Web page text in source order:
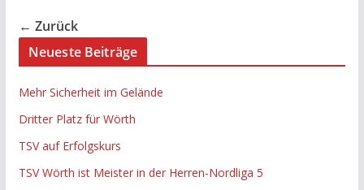
← Zurück
Neueste Beiträge
Mehr Sicherheit im Gelände
Dritter Platz für Wörth
TSV auf Erfolgskurs
TSV Wörth ist Meister in der Herren-Nordliga 5